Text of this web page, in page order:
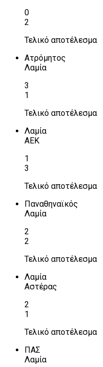
0
2
Τελικό αποτέλεσμα
Ατρόμητος
Λαμία
3
1
Τελικό αποτέλεσμα
Λαμία
ΑΕΚ
1
3
Τελικό αποτέλεσμα
Παναθηναϊκός
Λαμία
2
2
Τελικό αποτέλεσμα
Λαμία
Αστέρας
2
1
Τελικό αποτέλεσμα
ΠΑΣ
Λαμία